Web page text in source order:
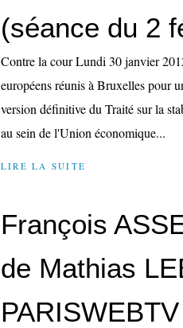
(séance du 2
Contre la cour Lundi 30 janvier
européens réunis à Bruxelles pour
version définitive du Traité sur la
au sein de l'Union économique...
LIRE LA SUITE
François
de Mathias